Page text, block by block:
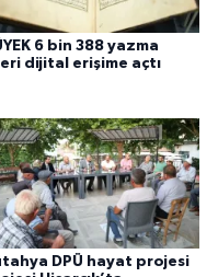
6 bin 388 yazma
dijital erişime açtı
DPÜ hayat projesi